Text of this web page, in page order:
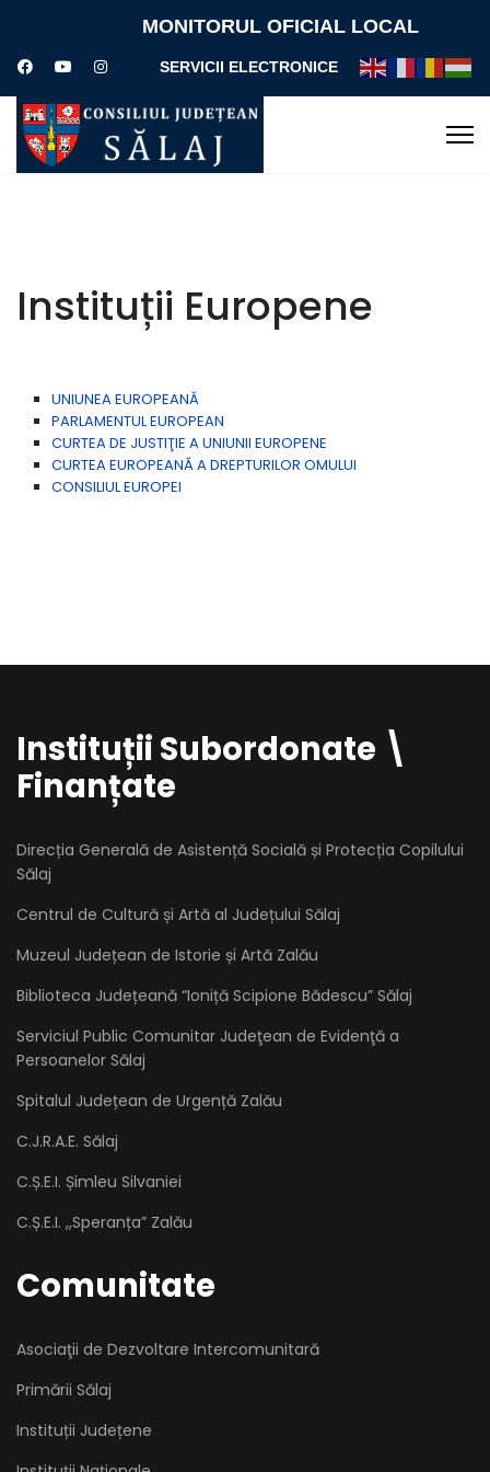
MONITORUL OFICIAL LOCAL
SERVICII ELECTRONICE
Instituții Europene
UNIUNEA EUROPEANĂ
PARLAMENTUL EUROPEAN
CURTEA DE JUSTIŢIE A UNIUNII EUROPENE
CURTEA EUROPEANĂ A DREPTURILOR OMULUI
CONSILIUL EUROPEI
Instituții Subordonate \
Finanțate
Direcția Generală de Asistență Socială și Protecția Copilului
Sălaj
Centrul de Cultură și Artă al Județului Sălaj
Muzeul Județean de Istorie și Artă Zalău
Biblioteca Județeană “Ioniță Scipione Bădescu” Sălaj
Serviciul Public Comunitar Judeţean de Evidenţă a
Persoanelor Sălaj
Spitalul Județean de Urgență Zalău
C.J.R.A.E. Sălaj
C.Ș.E.I. Șimleu Silvaniei
C.Ș.E.I. ,,Speranța” Zalău
Comunitate
Asociaţii de Dezvoltare Intercomunitară
Primării Sălaj
Instituții Județene